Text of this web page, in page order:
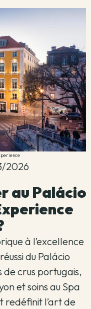
2026
au Palácio
à l’excellence
du Palácio
de crus portugais,
et soins au Spa
redéfinit l’art de